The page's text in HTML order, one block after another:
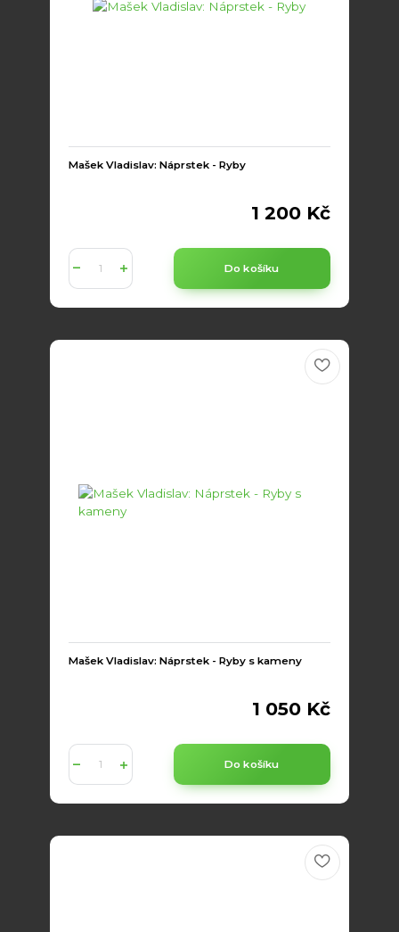
Mašek Vladislav: Náprstek - Ryby
1 200 Kč
Do košíku
Mašek Vladislav: Náprstek - Ryby s kameny
1 050 Kč
Do košíku